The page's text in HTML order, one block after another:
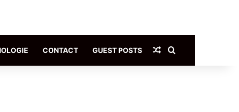
CONTACT GUEST POSTS Article Aléatoire